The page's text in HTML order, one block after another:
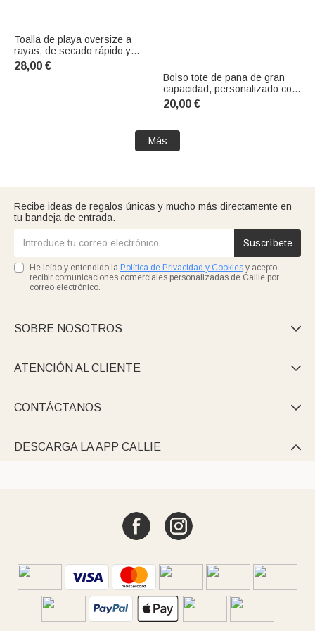
Toalla de playa oversize a
rayas, de secado rápido y
personalizada con nombre y
lugar; ideal para la playa, la
28,00 €
Bolso tote de pana de gran
capacidad, personalizado con
piedra natal y flor natal, con el
nombre y múltiples
imprescindible para viajar,
ideal como regalo de
20,00 €
Más
Recibe ideas de regalos únicas y mucho más directamente en
tu bandeja de entrada.
Suscríbete
He leído y entendido la Política de Privacidad y Cookies y acepto
recibir comunicaciones comerciales personalizadas de Callie por
correo electrónico.
SOBRE NOSOTROS 
ATENCIÓN AL CLIENTE 
CONTÁCTANOS 
DESCARGA LA APP CALLIE 